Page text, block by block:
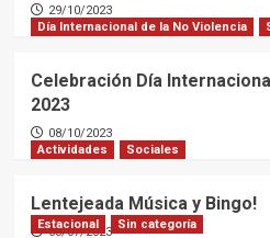
29/10/2023
Día Internacional de la No Violencia
Celebración Día
2023
08/10/2023
Actividades
Sociales
Lentejeada Música y Bingo!
03/07/2023
Estacional
Sin categoría